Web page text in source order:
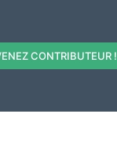
CONTRIBUTEUR !